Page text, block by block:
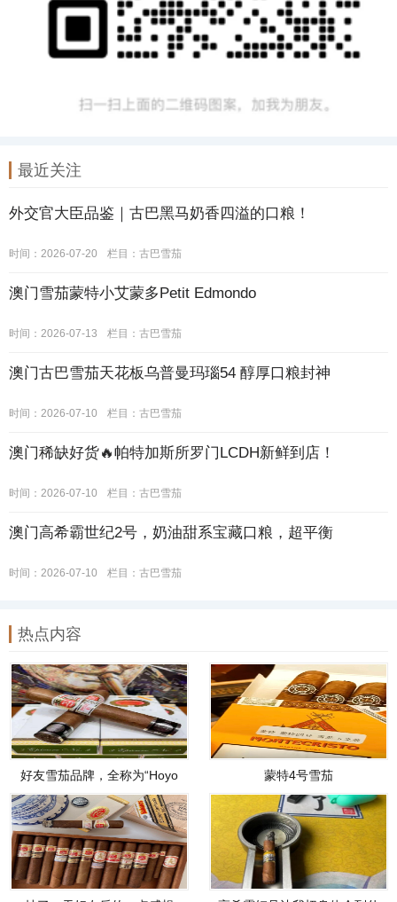
最近关注
外交官大臣品鉴｜古巴黑马奶香四溢的口粮！
时间：2026-07-20 栏目： 古巴雪茄
澳门雪茄蒙特小艾蒙多Petit Edmondo
时间：2026-07-13 栏目： 古巴雪茄
澳门古巴雪茄天花板乌普曼玛瑙54 醇厚口粮封神
时间：2026-07-10 栏目： 古巴雪茄
澳门稀缺好货🔥帕特加斯所罗门LCDH新鲜到店！
时间：2026-07-10 栏目： 古巴雪茄
澳门高希霸世纪2号，奶油甜系宝藏口粮，超平衡
时间：2026-07-10 栏目： 古巴雪茄
热点内容
好友雪茄品牌，全称为“Hoyo
蒙特4号雪茄